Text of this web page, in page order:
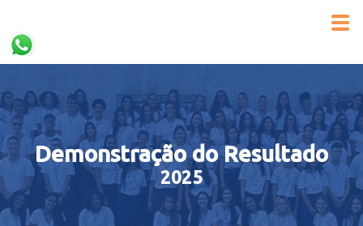
Demonstração do Resultado
2025